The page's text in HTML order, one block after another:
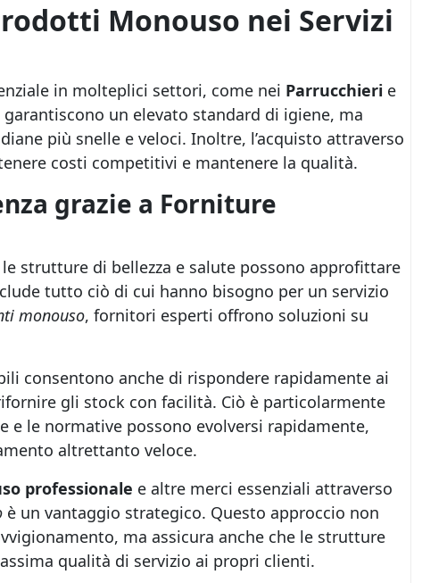
Monouso nei Servizi
in molteplici settori, come nei Parrucchierie
un elevato standard di igiene, ma
più snelle e veloci. Inoltre, l’acquisto attraverso
costi competitivi e mantenere la qualità.
grazie a Forniture
strutture di bellezza e salute possono approfittare
tutto ciò di cui hanno bisogno per un servizio
monouso, fornitori esperti offrono soluzioni su
consentono anche di rispondere rapidamente ai
gli stock con facilità. Ciò è particolarmente
e le normative possono evolversi rapidamente,
altrettanto veloce.
professionale e altre merci essenziali attraverso
è un vantaggio strategico. Questo approccio non
ma assicura anche che le strutture
qualità di servizio ai propri clienti.